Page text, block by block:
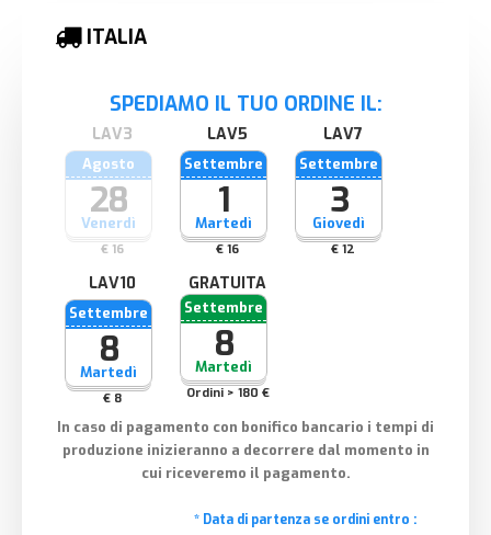
ITALIA
SPEDIAMO IL TUO ORDINE IL:
Venerdì
Agosto
28
€ 16
Martedì
Settembre
1
€ 16
Giovedì
Settembre
3
€ 12
Martedì
Settembre
8
€ 8
GRATUITA
Martedì
Settembre
8
Ordini > 180 €
In caso di pagamento con bonifico bancario i tempi di
produzione inizieranno a decorrere dal momento in
cui riceveremo il pagamento.
* Data di partenza se ordini entro :